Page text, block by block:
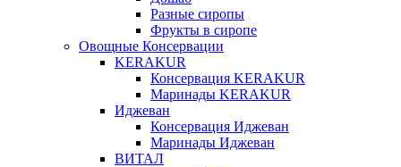
Разные сиропы
Фрукты в сиропе
Овощные Консервации
KERAKUR
Консервация KERAKUR
Маринады KERAKUR
Иджеван
Консервация Иджеван
Маринады Иджеван
ВИТАЛ